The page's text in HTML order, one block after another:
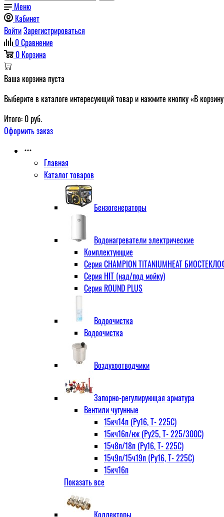
Меню
Кабинет
ВойтиЗарегистрироваться
0Сравнение
0 Корзина
Ваша корзина пуста
Выберите в каталоге интересующий товар и нажмите кнопку «В
Итого: 0руб.
Оформить заказ
Главная
Каталог товаров
Бензогенераторы
Водонагреватели электрические
Комплектующие
Серия CHAMPION TITANIUMHEAT
Серия HIT (над/под мойку)
Серия ROUND PLUS
Водоочистка
Водоочистка
Воздухоотводчики
Запорно-регулирующая арматура
Вентили чугунные
15кч14п (Ру16, Т- 225С)
15кч16п/нж (Ру25, Т- 225/300С)
15ч8п/18п (Ру16, Т- 225С)
15ч9п/15ч19п (Ру16, Т- 225С)
15кч16п
Показать все
Коллекторы